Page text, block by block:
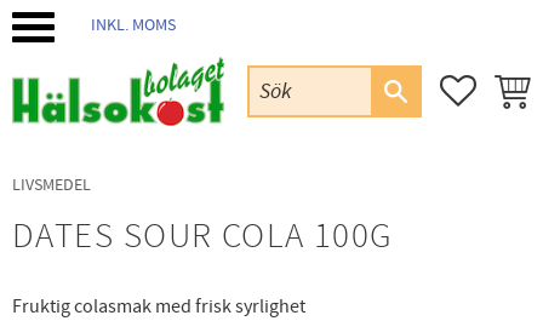
INKL. MOMS
LIVSMEDEL
DATES SOUR COLA 100G
Fruktig colasmak med frisk syrlighet